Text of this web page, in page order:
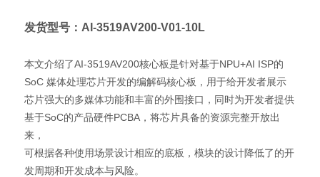
发货型号：AI-3519AV200-V01-10L
本文介绍了AI-3519AV200核心板是针对基于NPU+AI ISP的
SoC 媒体处理芯片开发的编解码核心板，用于给开发者展示
芯片强大的多媒体功能和丰富的外围接口，同时为开发者提供
基于SoC的产品硬件PCBA，将芯片具备的资源完整开放出
来，
可根据各种使用场景设计相应的底板，模块的设计降低了的开
发周期和开发成本与风险。